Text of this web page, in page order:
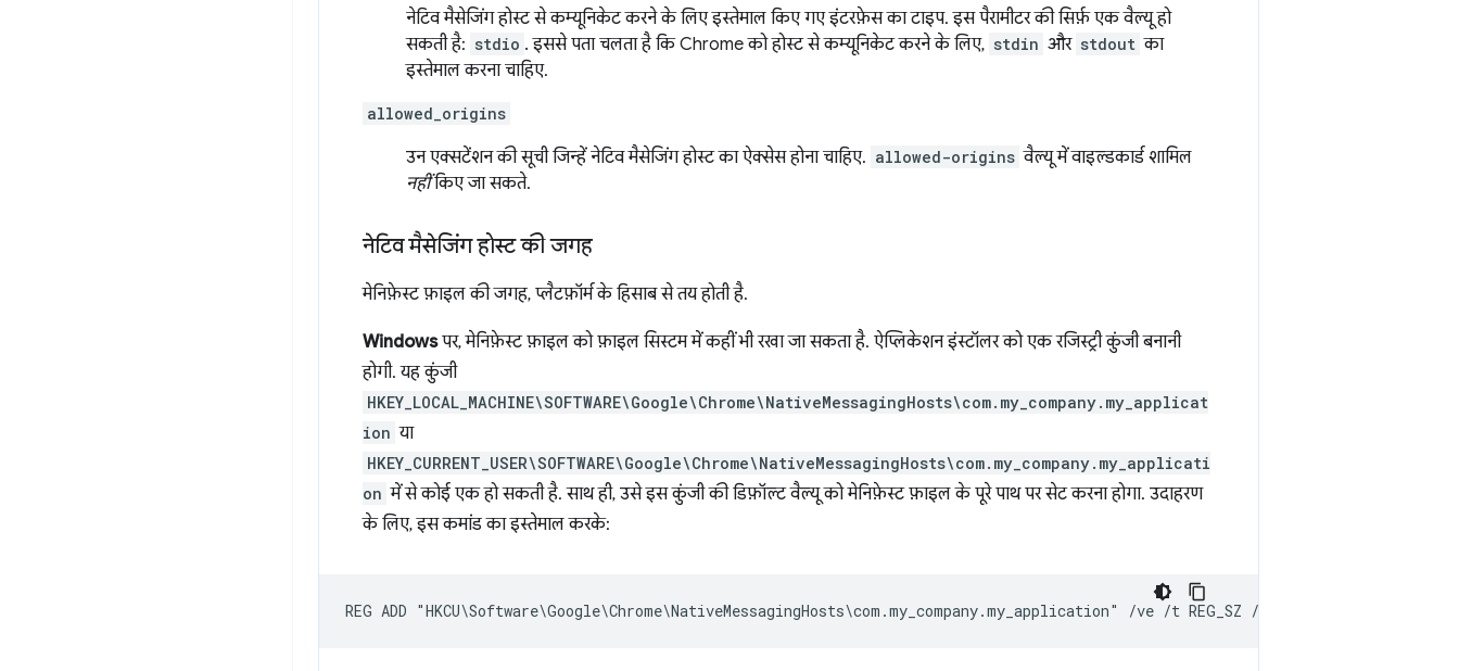
नेटिव मैसेजिंग होस्ट से कम्यूनिकेट करने के लिए इस्तेमाल किए गए इंटरफ़ेस का टाइप. इस पैरामीटर की सिर्फ़ एक वैल्यू हो
सकती है: stdio . इससे पता चलता है कि Chrome को होस्ट से कम्यूनिकेट करने के लिए, stdin और stdout का
इस्तेमाल करना चाहिए.
allowed_origins
उन एक्सटेंशन की सूची जिन्हें नेटिव मैसेजिंग होस्ट का ऐक्सेस होना चाहिए. allowed-origins वैल्यू में वाइल्डकार्ड शामिल
नहींकिए जा सकते.
नेटिव मैसेजिंग होस्ट की जगह
मेनिफ़ेस्ट फ़ाइल की जगह, प्लैटफ़ॉर्म के हिसाब से तय होती है.
Windowsपर, मेनिफ़ेस्ट फ़ाइल को फ़ाइल सिस्टम में कहीं भी रखा जा सकता है. ऐप्लिकेशन इंस्टॉलर को एक रजिस्ट्री कुंजी बनानी
होगी. यह कुंजी
HKEY_LOCAL_MACHINE\SOFTWARE\Google\Chrome\NativeMessagingHosts\com.my_company.my_applicat
ion या
HKEY_CURRENT_USER\SOFTWARE\Google\Chrome\NativeMessagingHosts\com.my_company.my_applicati
on में से कोई एक हो सकती है. साथ ही, उसे इस कुंजी की डिफ़ॉल्ट वैल्यू को मेनिफ़ेस्ट फ़ाइल के पूरे पाथ पर सेट करना होगा. उदाहरण
के लिए, इस कमांड का इस्तेमाल करके: